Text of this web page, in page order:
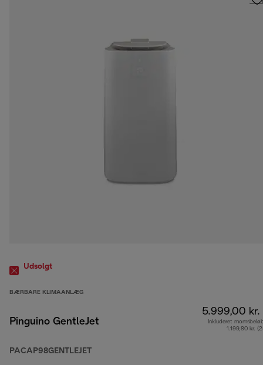
Udsolgt
BÆRBARE KLIMAANLÆG
Pinguino GentleJet
PACAP98GENTLEJET
5.999,00 kr.
Inkluderet
1.199,80 kr.